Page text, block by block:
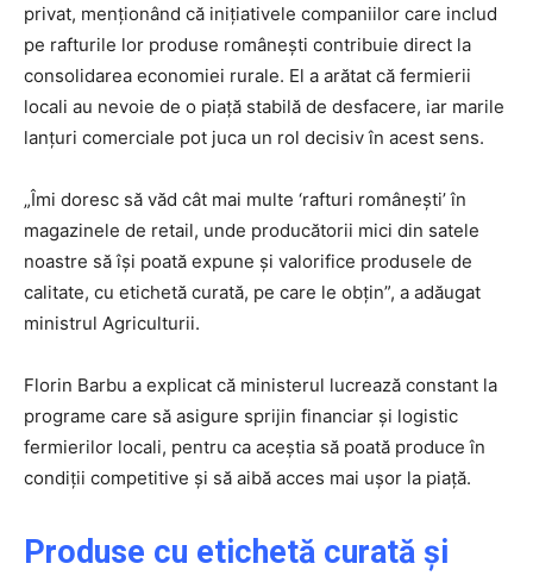
privat, menționând că inițiativele companiilor care includ
pe rafturile lor produse românești contribuie direct la
consolidarea economiei rurale. El a arătat că fermierii
locali au nevoie de o piață stabilă de desfacere, iar marile
lanțuri comerciale pot juca un rol decisiv în acest sens.
„Îmi doresc să văd cât mai multe ‘rafturi românești’ în
magazinele de retail, unde producătorii mici din satele
noastre să își poată expune și valorifice produsele de
calitate, cu etichetă curată, pe care le obțin”, a adăugat
ministrul Agriculturii.
Florin Barbu a explicat că ministerul lucrează constant la
programe care să asigure sprijin financiar și logistic
fermierilor locali, pentru ca aceștia să poată produce în
condiții competitive și să aibă acces mai ușor la piață.
Produse cu etichetă curată și